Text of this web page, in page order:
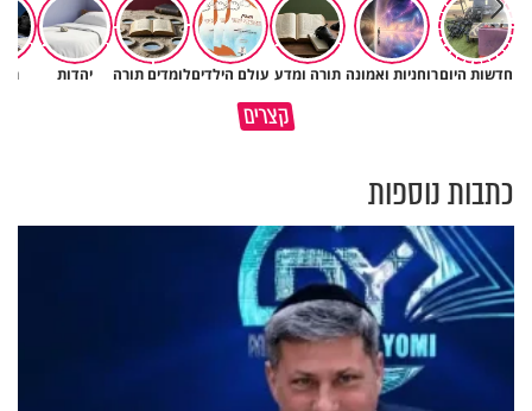
חדשות היוםרוחניות ואמונה תורה ומדע עולם הילדיםלומדים תורה יהדות
קצרים
הבן שלך לא מרגיש כלום, אין לך
סגולה שתעזור לכם למתן את
כתבות נוספות